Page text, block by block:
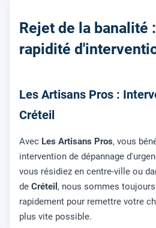
Rejet de la banalité
rapidité
Les Artisans Pros :
Créteil
Avec Les Artisans Pros, vous
intervention de dépannage
vous résidiez en centre-ville ou
de Créteil , nous sommes
rapidement pour remettre votre
plus vite possible.